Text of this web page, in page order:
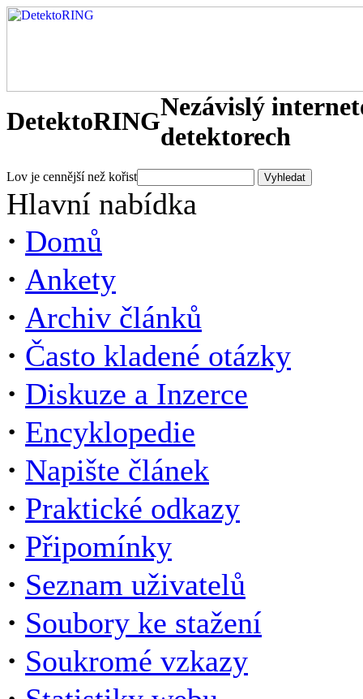
DetektoRINGNezávislý
detektorech
Lov je cennější než kořist
Hlavní nabídka
· Domů
· Ankety
· Archiv článků
· Často kladené otázky
· Diskuze a Inzerce
· Encyklopedie
· Napište článek
· Praktické odkazy
· Připomínky
· Seznam uživatelů
· Soubory ke stažení
· Soukromé vzkazy